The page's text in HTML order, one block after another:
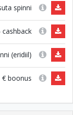
spinni
cashback
(eridiil)
€ boonus